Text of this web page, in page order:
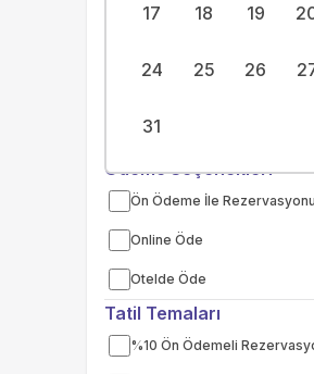
17 18 19
24 25 26
31
Ödeme Seçenekleri
Ön Ödeme İle
Online Öde
Otelde Öde
Tatil Temaları
%10 Ön Ödemeli